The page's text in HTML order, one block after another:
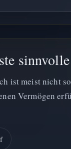
ist meist nicht
Vermögen